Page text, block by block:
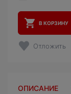
В КОРЗИНУ
Отложить
ОПИСАНИЕ